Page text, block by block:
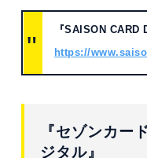
『SAISON CARD
https://
『セゾンカー
ジタル』